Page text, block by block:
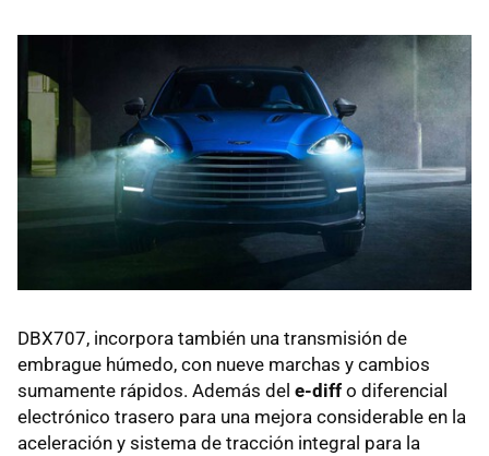
DBX707, incorpora también una transmisión de
embrague húmedo, con nueve marchas y cambios
sumamente rápidos. Además del e-diff o diferencial
electrónico trasero para una mejora considerable en la
aceleración y sistema de tracción integral para la